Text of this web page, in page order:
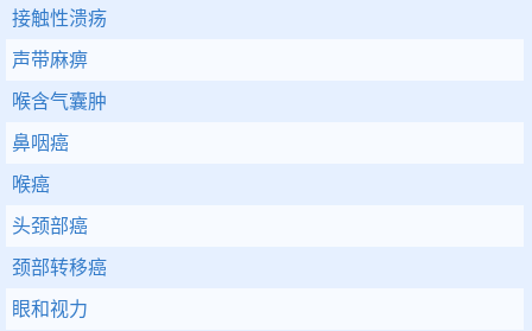
接触性溃疡
声带麻痹
喉含气囊肿
鼻咽癌
喉癌
头颈部癌
颈部转移癌
眼和视力